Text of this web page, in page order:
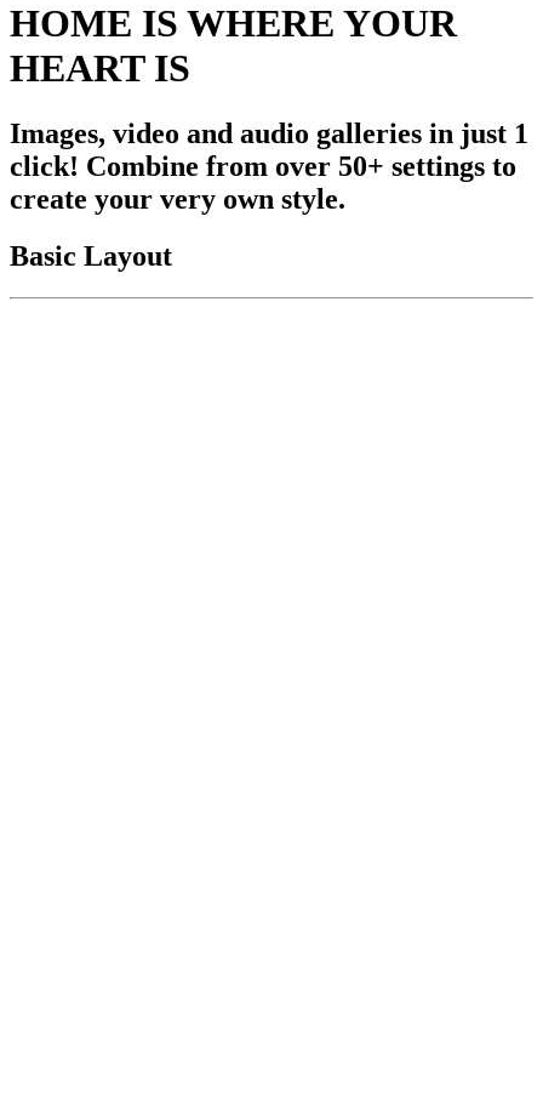
HOME IS WHERE YOUR
HEART IS
Images, video and audio galleries in just 1
click! Combine from over 50+ settings to
create your very own style.
Basic Layout